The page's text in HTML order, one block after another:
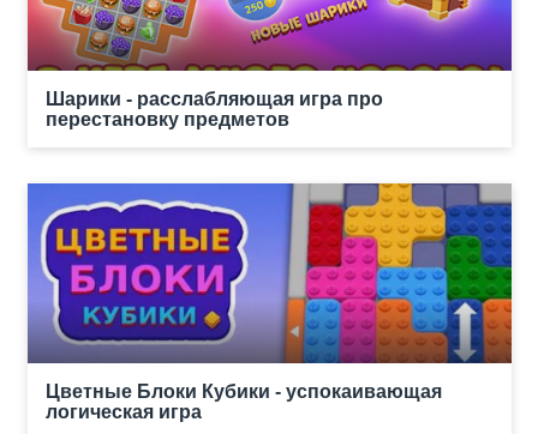
Шарики - расслабляющая игра про
перестановку предметов
Цветные Блоки Кубики - успокаивающая
логическая игра